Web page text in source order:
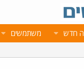
חדש משתמשים